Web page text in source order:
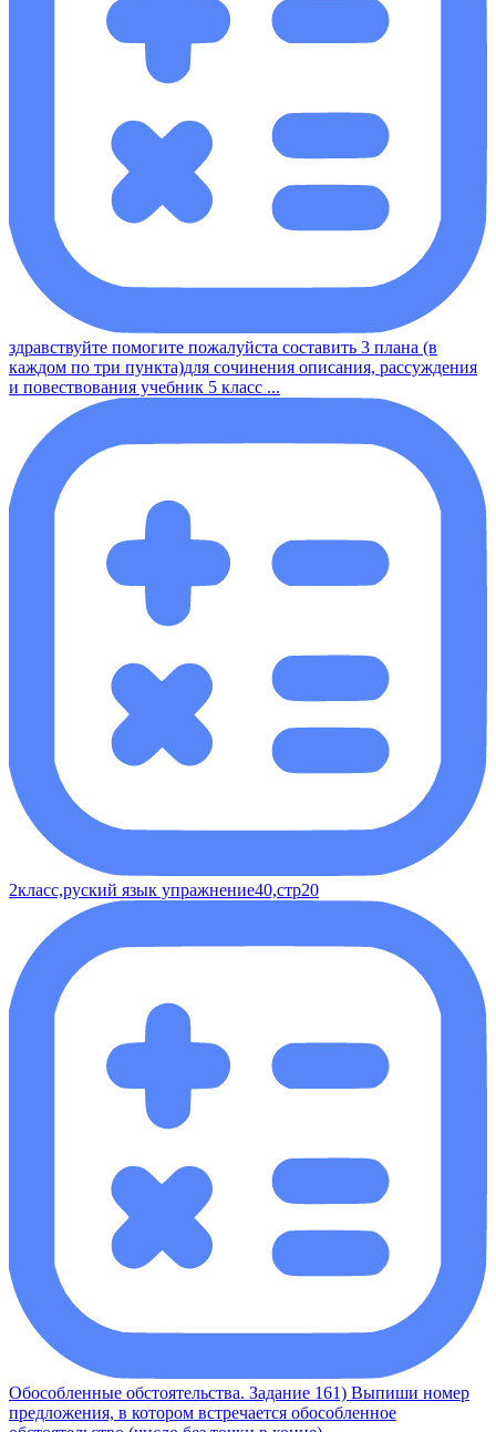
здравствуйте помогите пожалуйста составить 3 плана (в
каждом по три пункта)для сочинения описания, рассуждения
и повествования учебник 5 класс ...
2класс,руский язык упражнение40,стр20
Обособленные обстоятельства. Задание 161) Выпиши номер
предложения, в котором встречается обособленное